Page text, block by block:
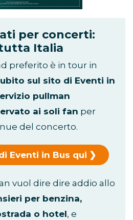
per concerti:
Italia
preferito è in tour in
sul sito di Eventi in
pullman
ai soli fan per
del concerto.
Eventi in Bus qui
vuol dire dire addio allo
per benzina,
o hotel, e